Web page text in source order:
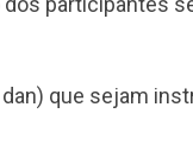
que sejam